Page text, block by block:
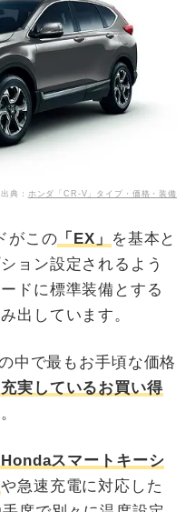
出典： ホンダ「CR-V」タイプ・価格・装備
がこの 「EX」
を基本と
ョン設定されるよう
ドに標準装備とする
出しています。
中で最もお手頃な価格
実しているお買い得
Hondaスマートキーシ
や急速充電に対応した